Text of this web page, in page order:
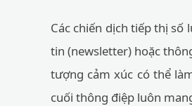
Các chiến dịch tiếp thị
tin (newsletter) hoặc
tượng cảm xúc có thể
cuối thông điệp luôn